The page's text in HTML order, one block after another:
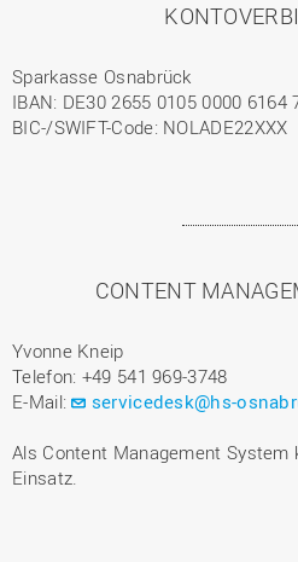
Sparkasse Osnabrück
IBAN: DE30 2655 0105 0000 6164
BIC-/SWIFT-Code: NOLADE22XXX
CONTENT
Yvonne Kneip
Telefon: +49 541 969-3748
E-Mail:
servicedesk@hs-
Als Content Management System
Einsatz.